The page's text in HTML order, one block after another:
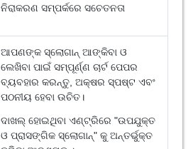
ନିରାକରଣ ସମ୍ପର୍କରେ ସଚେତନତା
ଆପଣଙ୍କ ସ୍ଲୋଗାନ୍ ଆଙ୍କିବା ଓ
ଲେଖିବା ପାଇଁ ସମ୍ପୂର୍ଣ୍ଣ ଚାର୍ଟ ପେପର
ବ୍ୟବହାର କରନ୍ତୁ, ଅକ୍ଷର ସ୍ପଷ୍ଟ ଏବଂ
ପଠନୀୟ ହେବା ଉଚିତ।
ଦାଖଲ୍ ହୋଇଥିବା ଏଣ୍ଟ୍ରିରେ "ଉପଯୁକ୍ତ
ଓ ପ୍ରାସଙ୍ଗିକ ସ୍ଲୋଗାନ୍" କୁ ଅନ୍ତର୍ଭୁକ୍ତ